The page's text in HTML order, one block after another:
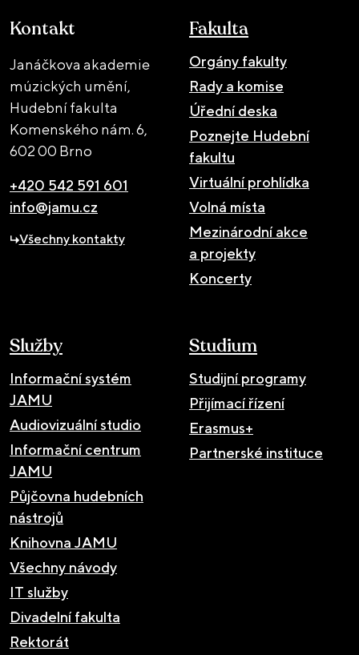
Kontakt
Janáčkova akademie
múzických umění,
Hudební fakulta
Komenského nám. 6,
602 00 Brno
+420 542 591 601
info@jamu.cz
Všechny kontakty
Fakulta
Orgány fakulty
Rady a komise
Úřední deska
Poznejte Hudební
fakultu
Virtuální prohlídka
Volná místa
Mezinárodní akce
a projekty
Koncerty
Služby
Informační systém
JAMU
Audiovizuální studio
Informační centrum
JAMU
Půjčovna hudebních
nástrojů
Knihovna JAMU
Všechny návody
IT služby
Divadelní fakulta
Rektorát
Studium
Studijní programy
Přijímací řízení
Erasmus+
Partnerské instituce